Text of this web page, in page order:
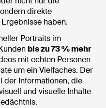
direkte
haben.
Portraits im
bis zu 73 % mehr
mit echten Personen
um ein Vielfaches. Der
der Informationen, die
und visuelle Inhalte